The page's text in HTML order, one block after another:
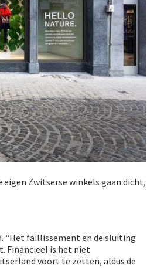
Zwitserse winkels gaan dicht,
“Het faillissement en de sluiting
Financieel is het niet
voort te zetten, aldus de